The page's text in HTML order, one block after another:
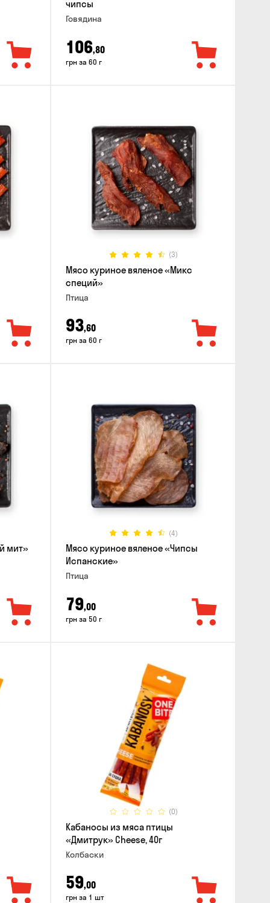
чипсы
Говядина
106,80
грн за 60 г
(3)
Мясо куриное вяленое «Микс
специй»
Птица
93,60
грн за 60 г
мит»
(4)
Мясо куриное вяленое «Чипсы
Испанские»
Птица
79,00
грн за 50 г
(0)
Кабаносы из мяса птицы
«Дмитрук» Cheese, 40г
Колбаски
59,00
грн за 1 шт